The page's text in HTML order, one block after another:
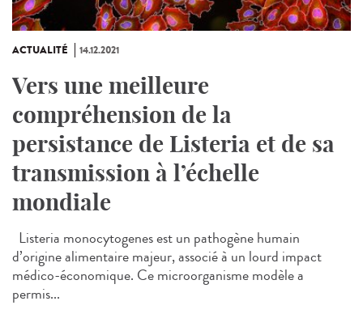
ACTUALITÉ 14.12.2021
Vers une meilleure
compréhension de la
persistance de Listeria et de sa
transmission à l’échelle
mondiale
Listeria monocytogenes est un pathogène humain
d’origine alimentaire majeur, associé à un lourd impact
médico-économique. Ce microorganisme modèle a
permis...